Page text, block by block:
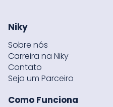
Niky
Sobre nós
Carreira na Niky
Contato
Seja um Parceiro
Como Funciona